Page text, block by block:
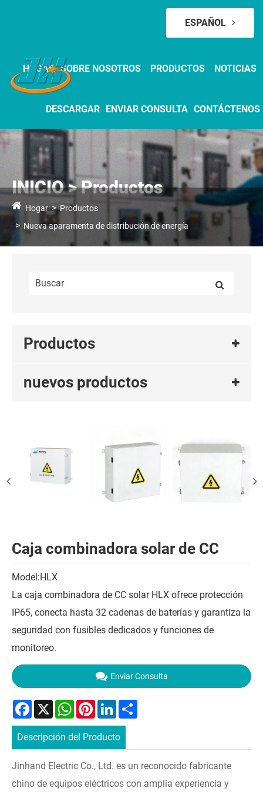
ESPAÑOL
HOGAR SOBRE NOSOTROS PRODUCTOS NOTICIAS
DESCARGAR ENVIAR CONSULTA CONTÁCTENOS
INICIO > Productos
Hogar
Productos
Nueva aparamenta de distribución de energía
Productos
nuevos productos
Caja combinadora solar de CC
Model:HLX
La caja combinadora de CC solar HLX ofrece protección
IP65, conecta hasta 32 cadenas de baterías y garantiza la
seguridad con fusibles dedicados y funciones de
monitoreo.
Enviar Consulta
Facebook
X WhatsApp
PinterestLinkedIn
Descripción del Producto
Jinhand Electric Co., Ltd. es un reconocido fabricante
chino de equipos eléctricos con amplia experiencia y